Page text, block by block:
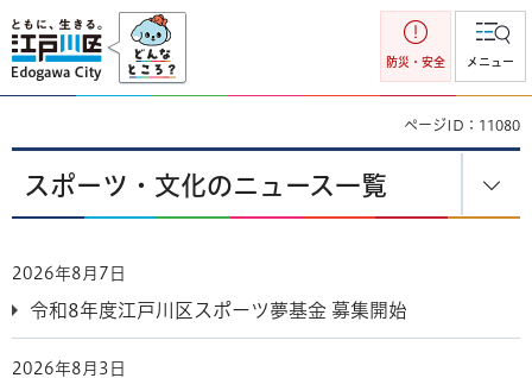
江戸川区
防災・安全 メニュー
ページID：11080
スポーツ・文化のニュース一覧
2026年8月7日
令和8年度江戸川区スポーツ夢基金 募集開始
2026年8月3日